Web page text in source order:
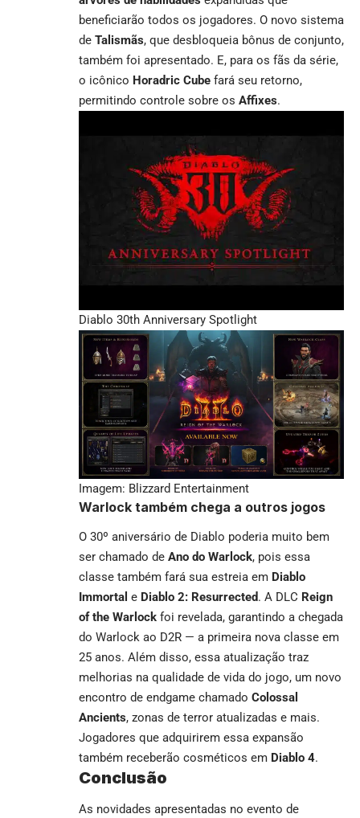
beneficiarão todos os jogadores. O novo sistema
de Talismãs, que desbloqueia bônus de conjunto,
também foi apresentado. E, para os fãs da série,
o icônico Horadric Cube fará seu retorno,
permitindo controle sobre os Affixes.
Diablo 30th Anniversary Spotlight
Imagem: Blizzard Entertainment
Warlock também chega a outros jogos
O 30º aniversário de Diablo poderia muito bem
ser chamado de Ano do Warlock, pois essa
classe também fará sua estreia em Diablo
Immortal e Diablo 2: Resurrected. A DLC Reign
of the Warlock foi revelada, garantindo a chegada
do Warlock ao D2R — a primeira nova classe em
25 anos. Além disso, essa atualização traz
melhorias na qualidade de vida do jogo, um novo
encontro de endgame chamado Colossal
Ancients, zonas de terror atualizadas e mais.
Jogadores que adquirirem essa expansão
também receberão cosméticos em Diablo 4.
Conclusão
As novidades apresentadas no evento de